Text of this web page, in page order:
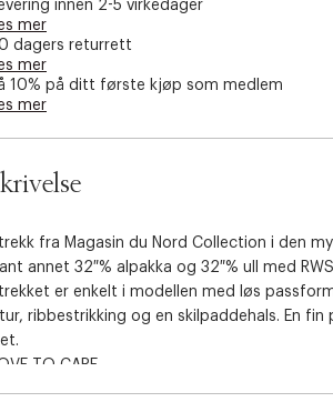
innen 2-5 virkedager
mer
dagers returrett
mer
10% på ditt første kjøp som medlem
mer
fra Magasin du Nord Collection i den
annet 32 % alpakka og 32 % ull med
er enkelt i modellen med løs
ribbestrikking og en skilpaddehals. En fin
TO CARE
med Responsible Wool Standard